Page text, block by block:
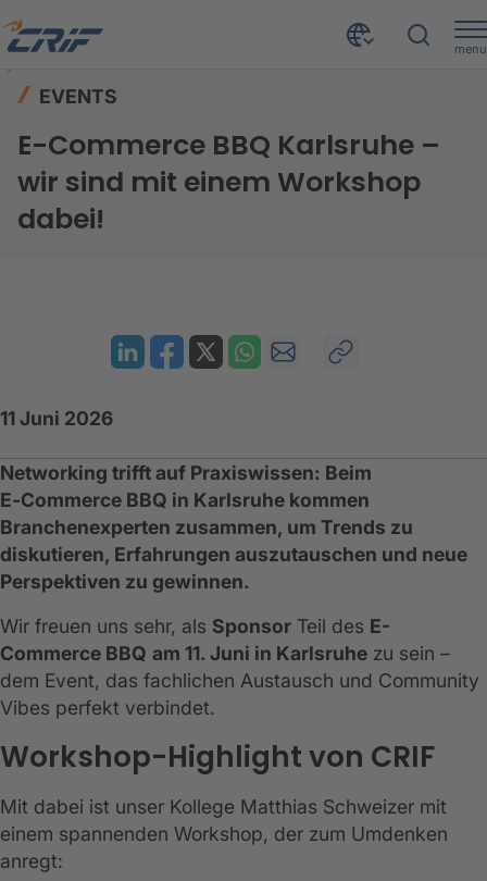
menu
EVENTS
E-Commerce BBQ Karlsruhe –
wir sind mit einem Workshop
dabei!
11 Juni 2026
Networking trifft auf Praxiswissen: Beim
E‑Commerce BBQ in Karlsruhe kommen
Branchenexperten zusammen, um Trends zu
diskutieren, Erfahrungen auszutauschen und neue
Perspektiven zu gewinnen.
Wir freuen uns sehr, als Sponsor Teil des E-
Commerce BBQ am 11. Juni in Karlsruhe zu sein –
dem Event, das fachlichen Austausch und Community
Vibes perfekt verbindet.
Workshop-Highlight von CRIF
Mit dabei ist unser Kollege Matthias Schweizer mit
einem spannenden Workshop, der zum Umdenken
anregt: